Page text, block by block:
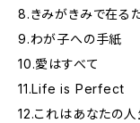
8.きみがきみで在る
9.わが子への手紙
10.愛はすべて
11.Life is Perfect
12.これはあなたの人